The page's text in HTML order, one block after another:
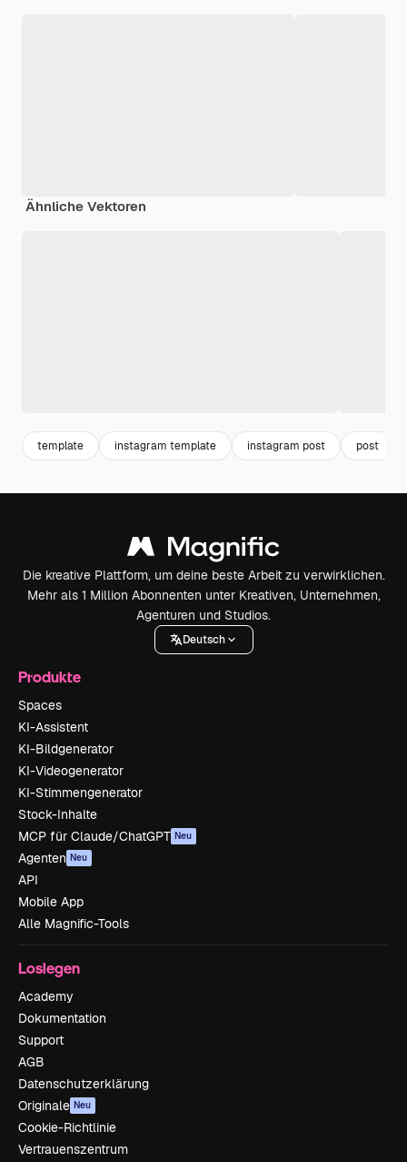
Ähnliche Vektoren
template instagram template instagram post post
Die kreative Plattform, um deine beste Arbeit zu verwirklichen.
Mehr als 1 Million Abonnenten unter Kreativen, Unternehmen,
Agenturen und Studios.
Deutsch
Produkte
Spaces
KI-Assistent
KI-Bildgenerator
KI-Videogenerator
KI-Stimmengenerator
Stock-Inhalte
MCP für Claude/ChatGPT Neu
Agenten Neu
API
Mobile App
Alle Magnific-Tools
Loslegen
Academy
Dokumentation
Support
AGB
Datenschutzerklärung
Originale Neu
Cookie-Richtlinie
Vertrauenszentrum